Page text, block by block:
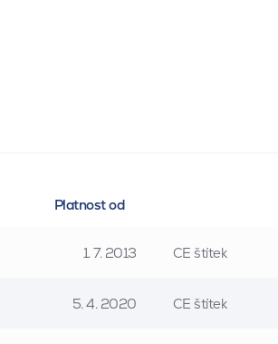
Platnost od
1. 7. 2013 CE štítek
5. 4. 2020 CE štítek